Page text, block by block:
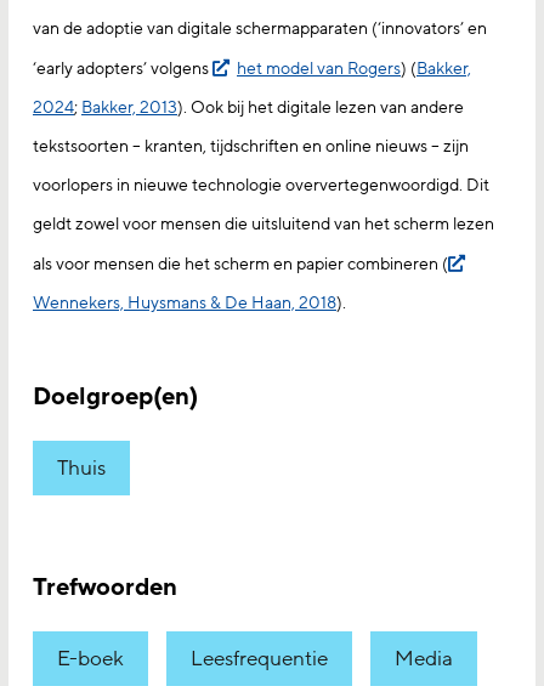
van de adoptie van digitale schermapparaten (‘innovators’ en
‘early adopters’ volgens
het model van Rogers) (Bakker,
2024; Bakker, 2013). Ook bij het digitale lezen van andere
tekstsoorten – kranten, tijdschriften en online nieuws – zijn
voorlopers in nieuwe technologie oververtegenwoordigd. Dit
geldt zowel voor mensen die uitsluitend van het scherm lezen
als voor mensen die het scherm en papier combineren (
Wennekers, Huysmans & De Haan, 2018).
Doelgroep(en)
Thuis
Trefwoorden
E-boek Leesfrequentie Media